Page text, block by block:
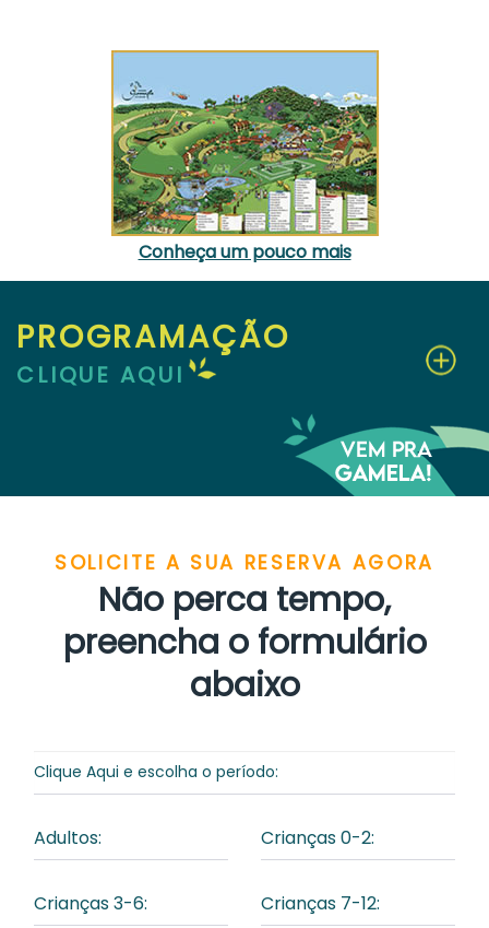
Conheça um pouco mais
PROGRAMAÇÃO
CLIQUE AQUI
SOLICITE A SUA RESERVA AGORA
Não perca tempo,
preencha o formulário
abaixo